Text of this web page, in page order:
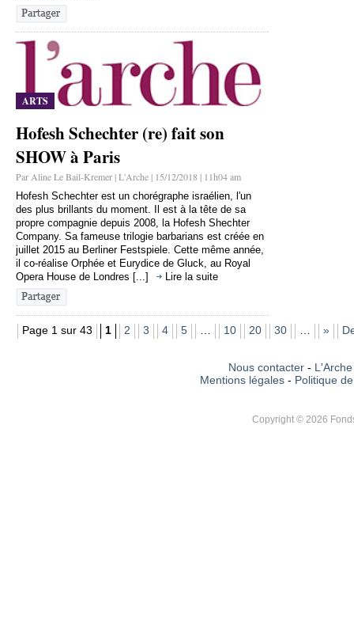
ARTS
Hofesh Schechter (re) fait son
SHOW à Paris
Par Aline Le Bail-Kremer | L'Arche | 15/12/2018 | 11h04 am
Hofesh Schechter est un chorégraphe israélien, l'un
des plus brillants du moment. Il est à la tête de sa
propre compagnie depuis 2008, la Hofesh Shechter
Company. Sa fameuse trilogie barbarians est créée en
juillet 2015 au Berliner Festspiele. Cette même année,
il co-réalise Orphée et Eurydice de Gluck, au Royal
Opera House de Londres [...]
Lire la suite
Page 1 sur 43 1 2 3 4 5 … 10 20 30 … »
Nous contacter-
Mentions légales - Politique
Copyright © 2026